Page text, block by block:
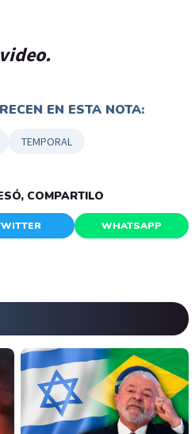
EN ESTA NOTA:
TEMPORAL
COMPARTILO
WHATSAPP